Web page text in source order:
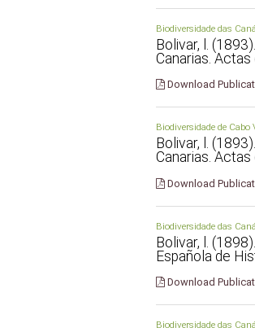
Biodiversidade das
Bolivar, l.
Canarias.
Download
Biodiversidade de Cabo
Bolivar, l.
Canarias.
Download
Biodiversidade das
Bolivar, l.
Española de
Download
Biodiversidade das